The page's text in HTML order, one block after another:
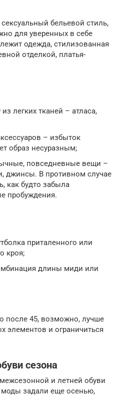
бельевой стиль,
для уверенных в себе
одежда, стилизованная
отделкой, платья-
легких тканей – атласа,
– избыток
образ несуразным;
повседневные вещи –
джинсы. В противном случае
как будто забыла
пробуждения.
приталенного или
кроя;
длины миди или
после 45, возможно, лучше
элементов и ограничиться
сезона
и летней обуви
задали еще осенью,